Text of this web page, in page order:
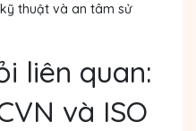
thuật và an tâm sử
liên quan:
và ISO